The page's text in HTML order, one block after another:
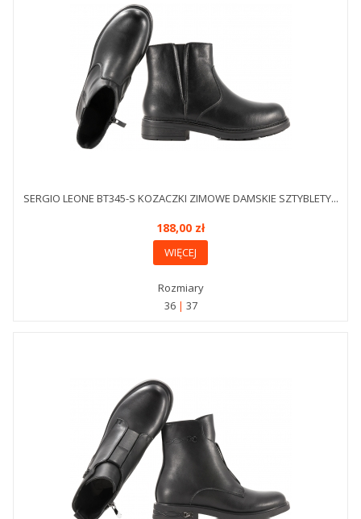
SERGIO LEONE BT345-S KOZACZKI ZIMOWE DAMSKIE SZTYBLETY...
188,00 zł
WIĘCEJ
Rozmiary
36
37